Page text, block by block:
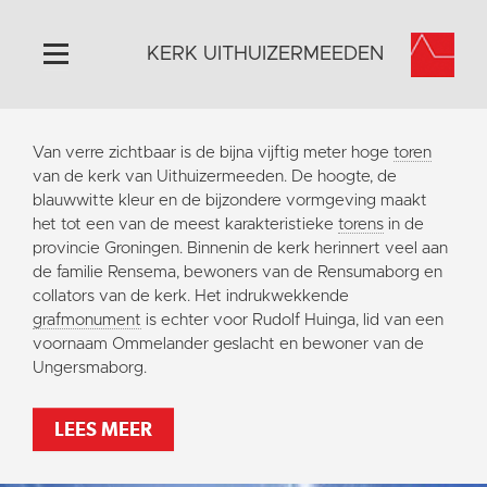
Home
Algemeen
Historie
Omgeving
Activiteiten
Doneer
Contact
KERK UITHUIZERMEEDEN
Van verre zichtbaar is de bijna vijftig meter hoge toren
van de kerk van Uithuizermeeden. De hoogte, de
blauwwitte kleur en de bijzondere vormgeving maakt
het tot een van de meest karakteristieke torens in de
provincie Groningen. Binnenin de kerk herinnert veel aan
de familie Rensema, bewoners van de Rensumaborg en
collators van de kerk. Het indrukwekkende
grafmonument is echter voor Rudolf Huinga, lid van een
voornaam Ommelander geslacht en bewoner van de
Ungersmaborg.
LEES MEER